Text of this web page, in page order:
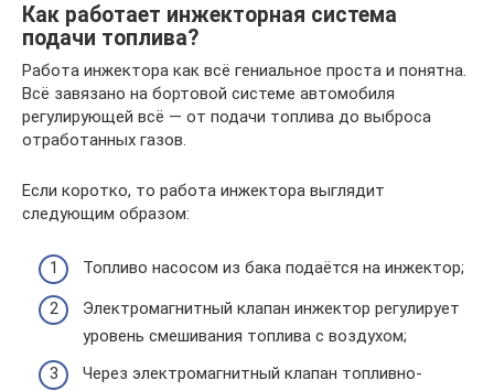
Как работает инжекторная система
подачи топлива?
Работа инжектора как всё гениальное проста и понятна.
Всё завязано на бортовой системе автомобиля
регулирующей всё — от подачи топлива до выброса
отработанных газов.
Если коротко, то работа инжектора выглядит
следующим образом:
Топливо насосом из бака подаётся на инжектор;
Электромагнитный клапан инжектор регулирует
уровень смешивания топлива с воздухом;
Через электромагнитный клапан топливно-